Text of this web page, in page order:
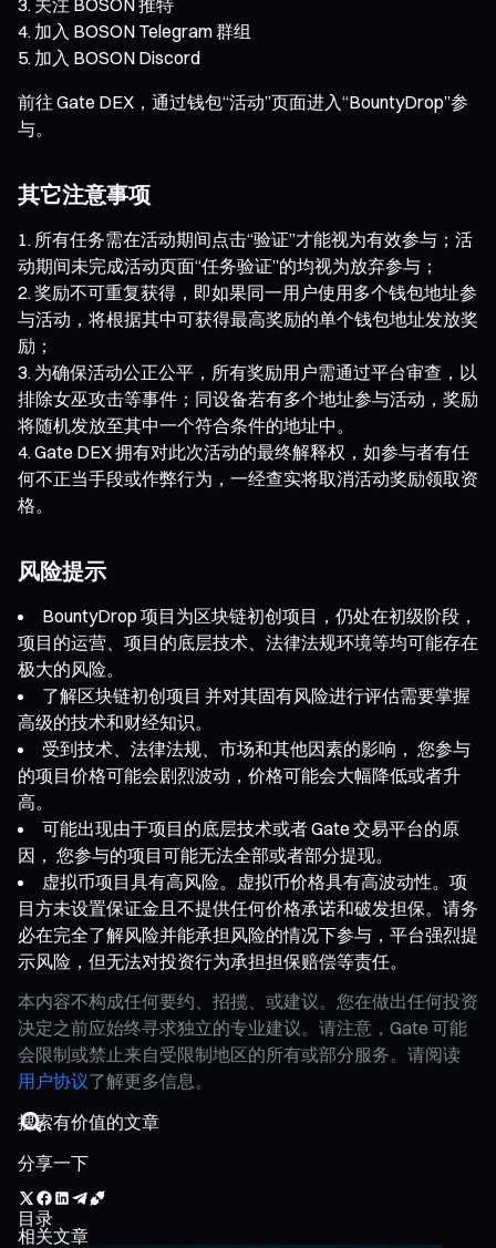
加入 BOSON Telegram 群组
加入 BOSON Discord
前往 Gate DEX，通过钱包“活动”页面进入“BountyDrop”参
与。
其它注意事项
所有任务需在活动期间点击“验证”才能视为有效参与；活
动期间未完成活动页面“任务验证”的均视为放弃参与；
奖励不可重复获得，即如果同一用户使用多个钱包地址参
与活动，将根据其中可获得最高奖励的单个钱包地址发放奖
励；
为确保活动公正公平，所有奖励用户需通过平台审查，以
排除女巫攻击等事件；同设备若有多个地址参与活动，奖励
将随机发放至其中一个符合条件的地址中。
Gate DEX 拥有对此次活动的最终解释权，如参与者有任
何不正当手段或作弊行为，一经查实将取消活动奖励领取资
格。
风险提示
BountyDrop 项目为区块链初创项目，仍处在初级阶段，
项目的运营、项目的底层技术、法律法规环境等均可能存在
极大的风险。
了解区块链初创项目 并对其固有风险进行评估需要掌握
高级的技术和财经知识。
受到技术、法律法规、市场和其他因素的影响， 您参与
的项目价格可能会剧烈波动，价格可能会大幅降低或者升
高。
可能出现由于项目的底层技术或者 Gate 交易平台的原
因， 您参与的项目可能无法全部或者部分提现。
虚拟币项目具有高风险。虚拟币价格具有高波动性。项
目方未设置保证金且不提供任何价格承诺和破发担保。请务
必在完全了解风险并能承担风险的情况下参与，平台强烈提
示风险，但无法对投资行为承担担保赔偿等责任。
本内容不构成任何要约、招揽、或建议。您在做出任何投资
决定之前应始终寻求独立的专业建议。请注意，Gate 可能
会限制或禁止来自受限制地区的所有或部分服务。请阅读
用户协议了解更多信息。
分享一下
目录
相关文章